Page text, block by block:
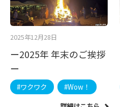
2025年12月28日
ー2025年 年末のご挨拶
ー
#ワクワク
#Wow！